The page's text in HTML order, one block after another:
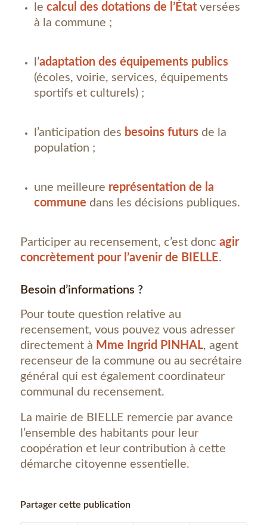
le calcul des dotations de l’Étatversées
à la commune ;
l’adaptation des équipements publics
(écoles, voirie, services, équipements
sportifs et culturels) ;
l’anticipation des besoins futursde la
population ;
une meilleure représentation de la
commune dans les décisions publiques.
Participer au recensement, c’est donc agir
concrètement pour l’avenir de BIELLE.
Besoin d’informations ?
Pour toute question relative au
recensement, vous pouvez vous adresser
directement à Mme Ingrid PINHAL, agent
recenseur de la commune ou au secrétaire
général qui est également coordinateur
communal du recensement.
La mairie de BIELLE remercie par avance
l’ensemble des habitants pour leur
coopération et leur contribution à cette
démarche citoyenne essentielle.
Partager cette publication